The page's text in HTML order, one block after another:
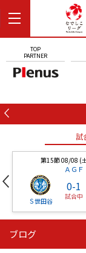
TOP
PARTNER
試
第15節 08/08 (
ＡＧＦ
Ｓ世田谷
0-1
試合中
ニッパ
ブログ